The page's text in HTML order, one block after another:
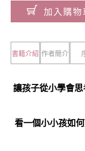
加入購物
書籍介紹 作者簡介
讓孩子從小學會
看一個小小孩如